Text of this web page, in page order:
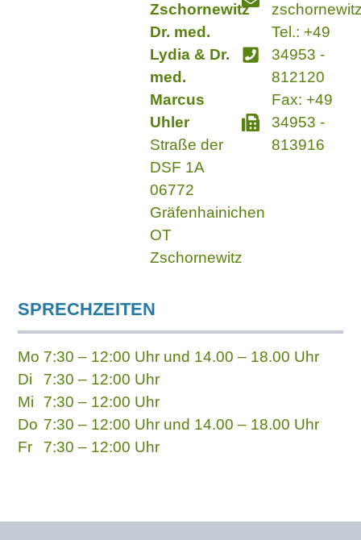
Zschornewitz
Dr. med.
Lydia & Dr.
med.
Marcus
Uhler
Straße der
DSF 1A
06772
Gräfenhainichen
OT
Zschornewitz
Tel.: +49
34953 -
812120
Fax: +49
34953 -
813916
SPRECHZEITEN
Mo 7:30 – 12:00 Uhr und 14.00 – 18.00 Uhr
Di
7:30 – 12:00 Uhr
Mi
7:30 – 12:00 Uhr
Do 7:30 – 12:00 Uhr und 14.00 – 18.00 Uhr
Fr
7:30 – 12:00 Uhr